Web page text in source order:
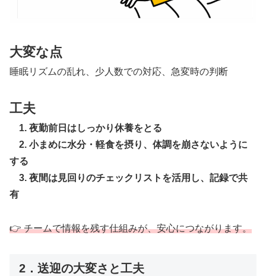
大変な点
睡眠リズムの乱れ、少人数での対応、急変時の判断
工夫
1. 夜勤前日はしっかり休養をとる
2. 小まめに水分・軽食を摂り、体調を崩さないように
する
3. 夜間は見回りのチェックリストを活用し、記録で共
有
👉 チームで情報を残す仕組みが、安心につながります。
2．送迎の大変さと工夫